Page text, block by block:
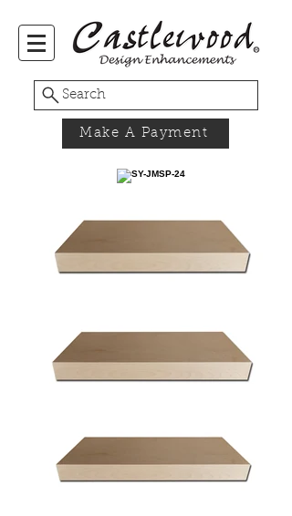
Search
Make A Payment